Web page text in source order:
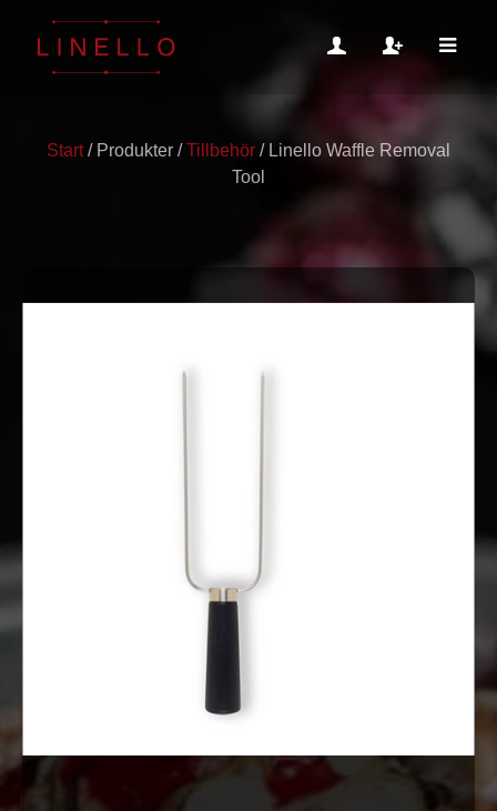
Start / Produkter / Tillbehör / Linello Waffle Removal
Tool